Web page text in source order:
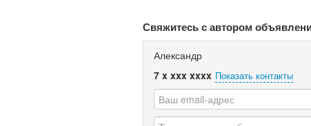
Свяжитесь с автором
Александр
7 x xxx xxxx Показать контакты